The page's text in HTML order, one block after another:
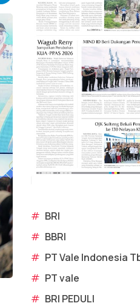
# BRI
# BBRI
# PT Vale Indonesia
# PT vale
# BRI PEDULI